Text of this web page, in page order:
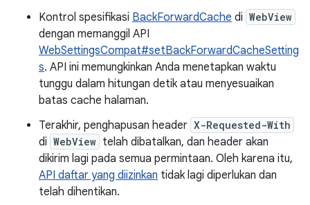
Kontrol spesifikasi BackForwardCache di WebView
dengan memanggil API
WebSettingsCompat#setBackForwardCacheSetting
s. API ini memungkinkan Anda menetapkan waktu
tunggu dalam hitungan detik atau menyesuaikan
batas cache halaman.
Terakhir, penghapusan header X-Requested-With
di WebView telah dibatalkan, dan header akan
dikirim lagi pada semua permintaan. Oleh karena itu,
API daftar yang diizinkan tidak lagi diperlukan dan
telah dihentikan.